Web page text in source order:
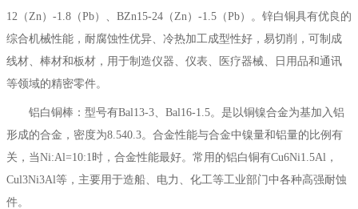
12（Zn）-1.8（Pb）、BZn15-24（Zn）-1.5（Pb）。锌白铜具有优良的
综合机械性能，耐腐蚀性优异、冷热加工成型性好，易切削，可制成
线材、棒材和板材，用于制造仪器、仪表、医疗器械、日用品和通讯
等领域的精密零件。
铝白铜棒：型号有Bal13-3、Bal16-1.5。是以铜镍合金为基加入铝
形成的合金，密度为8.540.3。合金性能与合金中镍量和铝量的比例有
关，当Ni:Al=10:1时，合金性能最好。常用的铝白铜有Cu6Ni1.5Al，
Cul3Ni3Al等，主要用于造船、电力、化工等工业部门中各种高强耐蚀
件。